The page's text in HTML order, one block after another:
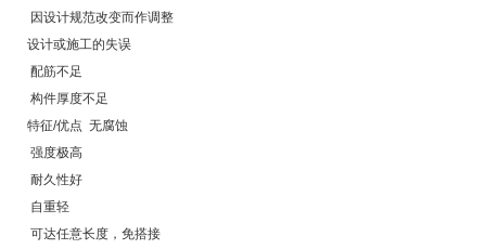
 因设计规范改变而作调整
设计或施工的失误
 配筋不足
 构件厚度不足
特征/优点  无腐蚀
 强度极高
 耐久性好
 自重轻
 可达任意长度，免搭接